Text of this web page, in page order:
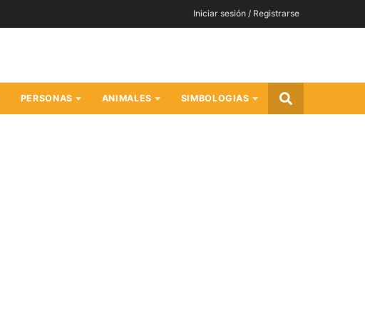
Iniciar sesión / Registrarse
PERSONAS ANIMALES SIMBOLOGIAS